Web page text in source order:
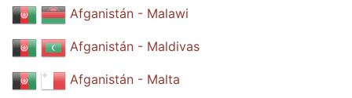
Afganistán - Malawi
Afganistán - Maldivas
Afganistán - Malta